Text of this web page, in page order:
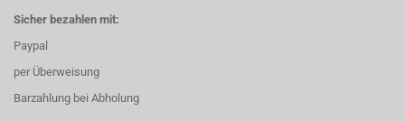
Sicher bezahlen mit:
Paypal
per Überweisung
Barzahlung bei Abholung